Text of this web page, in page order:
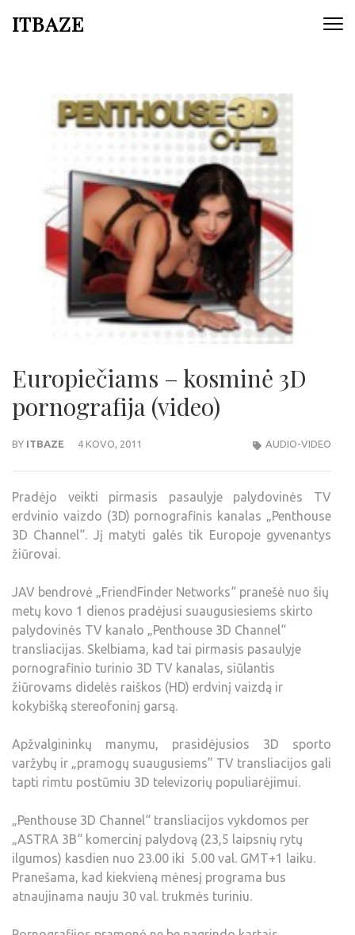
ITBAZE
Europiečiams – kosminė 3D
pornografija (video)
BY ITBAZE 4 KOVO, 2011 AUDIO-VIDEO
Pradėjo veikti pirmasis pasaulyje palydovinės TV
erdvinio vaizdo (3D) pornografinis kanalas „Penthouse
3D Channel“. Jį matyti galės tik Europoje gyvenantys
žiūrovai.
JAV bendrovė „FriendFinder Networks“ pranešė nuo šių
metų kovo 1 dienos pradėjusi suaugusiesiems skirto
palydovinės TV kanalo „Penthouse 3D Channel“
transliacijas. Skelbiama, kad tai pirmasis pasaulyje
pornografinio turinio 3D TV kanalas, siūlantis
žiūrovams didelės raiškos (HD) erdvinį vaizdą ir
kokybišką stereofoninį garsą.
Apžvalgininkų manymu, prasidėjusios 3D sporto
varžybų ir „pramogų suaugusiems” TV transliacijos gali
tapti rimtu postūmiu 3D televizorių populiarėjimui.
„Penthouse 3D Channel“ transliacijos vykdomos per
„ASTRA 3B“ komercinį palydovą (23,5 laipsnių rytų
ilgumos) kasdien nuo 23.00 iki 5.00 val. GMT+1 laiku.
Pranešama, kad kiekvieną mėnesį programa bus
atnaujinama nauju 30 val. trukmės turiniu.